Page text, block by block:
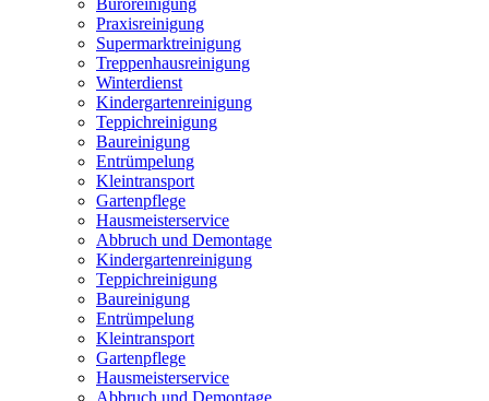
Büroreinigung
Praxisreinigung
Supermarktreinigung
Treppenhausreinigung
Winterdienst
Kindergartenreinigung
Teppichreinigung
Baureinigung
Entrümpelung
Kleintransport
Gartenpflege
Hausmeisterservice
Abbruch und Demontage
Kindergartenreinigung
Teppichreinigung
Baureinigung
Entrümpelung
Kleintransport
Gartenpflege
Hausmeisterservice
Abbruch und Demontage